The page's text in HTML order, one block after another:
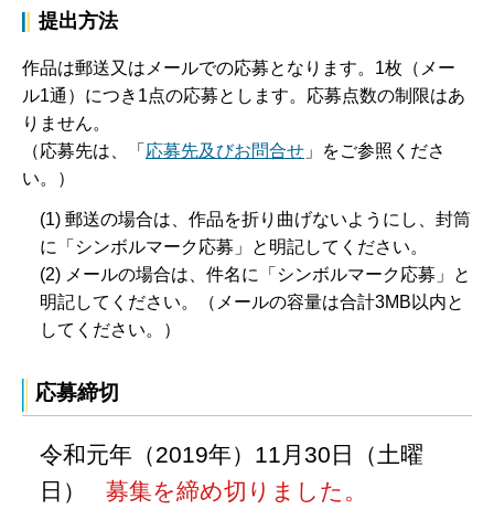
提出方法
作品は郵送又はメールでの応募となります。1枚（メー
ル1通）につき1点の応募とします。応募点数の制限はあ
りません。
（応募先は、「 応募先及びお問合せ 」をご参照くださ
い。）
(1) 郵送の場合は、作品を折り曲げないようにし、封筒
に「シンボルマーク応募」と明記してください。
(2) メールの場合は、件名に「シンボルマーク応募」と
明記してください。（メールの容量は合計3MB以内と
してください。）
応募締切
令和元年（2019年）11月30日（土曜
日） 募集を締め切りました。